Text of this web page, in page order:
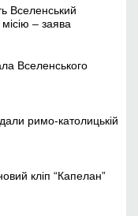
Вселенський
– заява
Вселенського
римо-католицькій
кліп “Капелан”